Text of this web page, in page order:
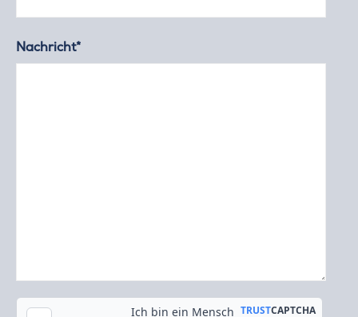
Nachricht*